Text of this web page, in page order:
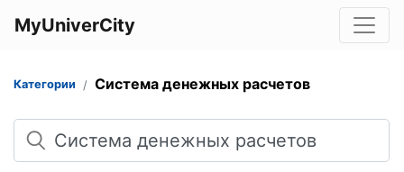
MyUniverCity
Категории Система денежных расчетов
Поиск